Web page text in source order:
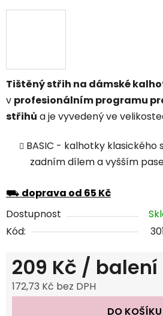
Tištěný střih na dámské
v profesionálním programu
střihů a je vyvedený ve
BASIC - kalhotky klasického
zadním dílem a vyšším
⛟ doprava od 65 Kč
Dostupnost
Kód:
209 Kč / balení
172,73 Kč bez DPH
DO KOŠÍKU